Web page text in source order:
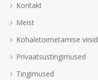
Kontakt
Meist
Kohaletoimetamise viisid
Privaatsustingimused
Tingimused